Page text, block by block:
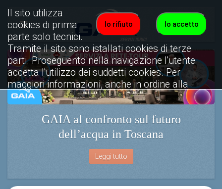
GAIA al confronto sul futuro
dell’acqua in Toscana
Leggi tutto
Io accetto
Io rifiuto
Il sito utilizza
cookies di prima
parte solo tecnici.
Tramite il sito sono istallati cookies di terze
parti. Proseguento nella navigazione l'utente
accetta l'utilizzo dei suddetti cookies. Per
maggiori informazioni, anche in ordine alla
disattivazione, è possibile consultare
l'informativa cookies completa.
Visualizza informativa completa.